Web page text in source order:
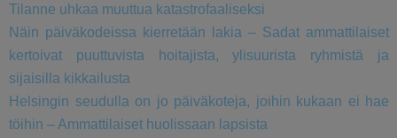
Tilanne uhkaa muuttua katastrofaaliseksi
Näin päiväkodeissa kierretään lakia – Sadat ammattilaiset
kertoivat puuttuvista hoitajista, ylisuurista ryhmistä ja
sijaisilla kikkailusta
Helsingin seudulla on jo päiväkoteja, joihin kukaan ei hae
töihin – Ammattilaiset huolissaan lapsista